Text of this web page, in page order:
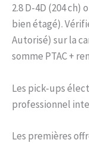
2.8 D-4D (204 ch)
bien étagé).
Autorisé) sur la
somme PTAC +
Les pick-ups
professionnel
Les premières